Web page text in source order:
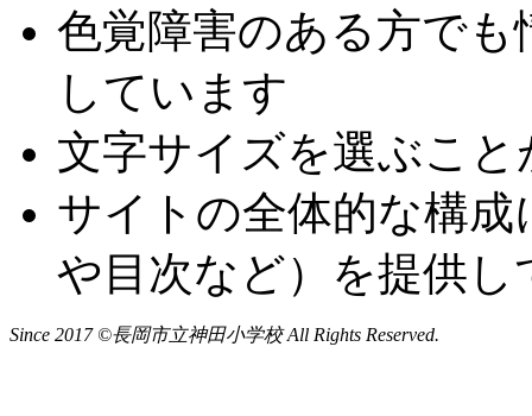
色覚障害のある方で
しています
文字サイズを選ぶこ
サイトの全体的な構
や目次など）を提供し
Since 2017 ©長岡市立神田小学校 All Rights Reserved.